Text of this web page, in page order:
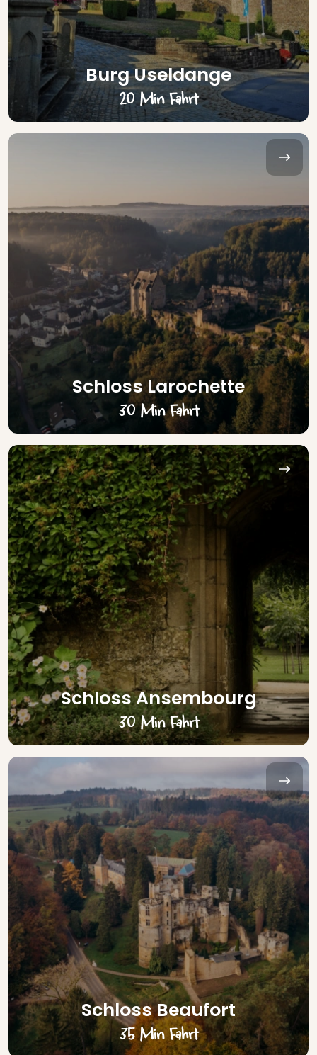
Burg Useldange
20 Min Fahrt
Schloss Larochette
30 Min Fahrt
Schloss Ansembourg
30 Min Fahrt
Schloss Beaufort
35 Min Fahrt